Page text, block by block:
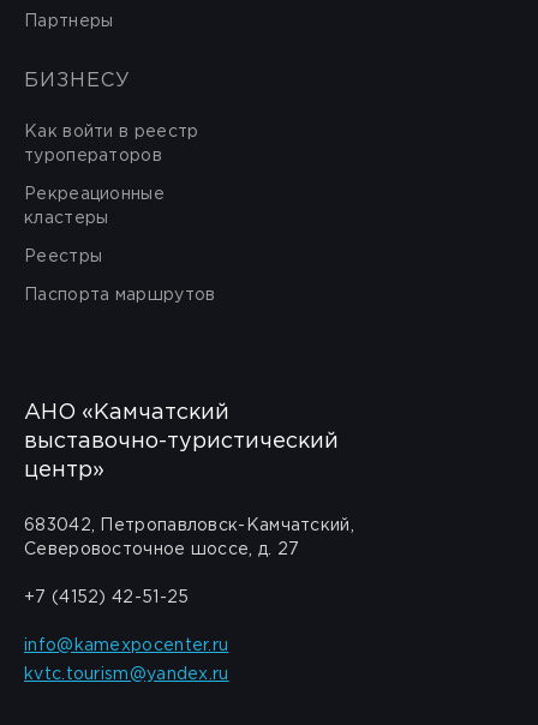
Партнеры
БИЗНЕСУ
Как войти в реестр
туроператоров
Рекреационные
кластеры
Реестры
Паспорта маршрутов
АНО «Камчатский
выставочно-туристический
центр»
683042, Петропавловск-Камчатский,
Северовосточное шоссе, д. 27
+7 (4152) 42-51-25
info@kamexpocenter.ru
kvtc.tourism@yandex.ru